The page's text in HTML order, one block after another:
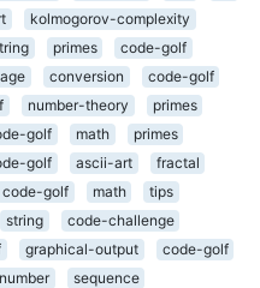
kolmogorov-complexity
primes
code-golf
conversion
code-golf
number-theory
primes
golf math
primes
golf ascii-art
fractal
code-golf math
tips
string
code-challenge
graphical-output
code-golf
number
sequence